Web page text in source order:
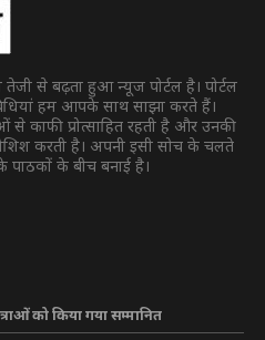
तेजी से बढ़ता हुआ न्यूज पोर्टल है। पोर्टल
हम आपके साथ साझा करते हैं।
से काफी प्रोत्साहित रहती है और उनकी
करती है। अपनी इसी सोच के चलते
के बीच बनाई है।
को किया गया सम्मानित